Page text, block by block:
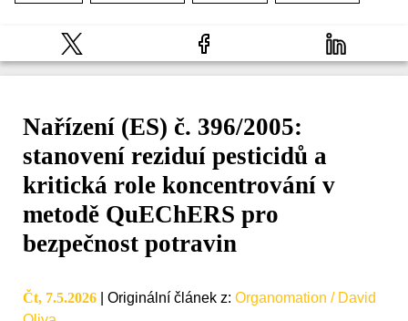
Nařízení (ES) č. 396/2005:
stanovení reziduí pesticidů a
kritická role koncentrování v
metodě QuEChERS pro
bezpečnost potravin
Čt, 7.5.2026 Originální článek z: Organomation / David